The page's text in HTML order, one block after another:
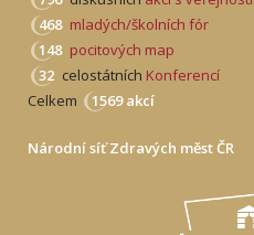
468 mladých/školních fór
148 pocitových map
32 celostátních Konferencí
Celkem
1569 akcí
Národní síť Zdravých měst ČR